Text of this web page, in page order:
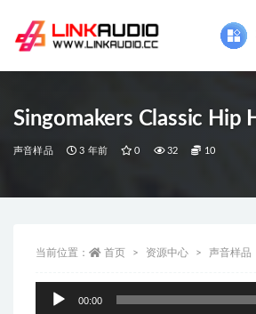
Singomakers Classic Hip
声音样品 3 年前 0 32 10
当前位置： 首页 资源中心 声音样品
00:00